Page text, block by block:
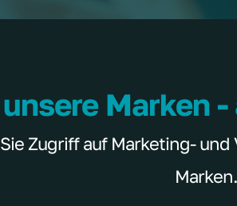
Marken
Zugriff auf Marketing-
Marken.